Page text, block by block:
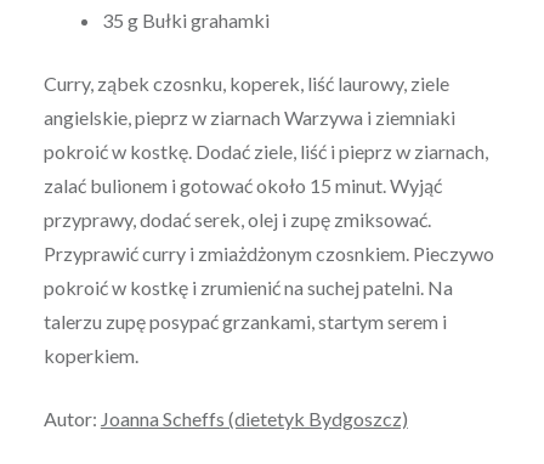
35 g Bułki grahamki
Curry, ząbek czosnku, koperek, liść laurowy, ziele
angielskie, pieprz w ziarnach Warzywa i ziemniaki
pokroić w kostkę. Dodać ziele, liść i pieprz w ziarnach,
zalać bulionem i gotować około 15 minut. Wyjąć
przyprawy, dodać serek, olej i zupę zmiksować.
Przyprawić curry i zmiażdżonym czosnkiem. Pieczywo
pokroić w kostkę i zrumienić na suchej patelni. Na
talerzu zupę posypać grzankami, startym serem i
koperkiem.
Autor: Joanna Scheffs (dietetyk Bydgoszcz)